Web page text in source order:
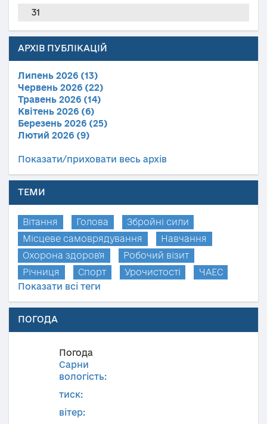
31
АРХІВ ПУБЛІКАЦІЙ
Липень 2026 (13)
Червень 2026 (22)
Травень 2026 (14)
Квітень 2026 (6)
Березень 2026 (25)
Лютий 2026 (9)
Показати/приховати весь архів
ТЕМИ
Вітання Голова
Збройні сили
Місцеве самоврядування
Навчання
Охорона здоров'я
Робочий візит
Річниця
Спорт Урочистості
ЧАЕС
Показати всі теги
ПОГОДА
Погода
Сарни
вологість:
тиск:
вітер: